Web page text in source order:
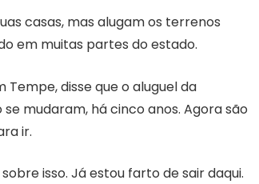
casas, mas alugam os terrenos
em muitas partes do estado.
disse que o aluguel da
mudaram, há cinco anos. Agora são
ir.
isso. Já estou farto de sair daqui.